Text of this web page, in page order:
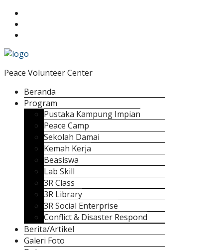
Peace Volunteer Center
Beranda
Program
Pustaka Kampung Impian
Peace Camp
Sekolah Damai
Kemah Kerja
Beasiswa
Lab Skill
3R Class
3R Library
3R Social Enterprise
Conflict & Disaster Respond
Berita/Artikel
Galeri Foto